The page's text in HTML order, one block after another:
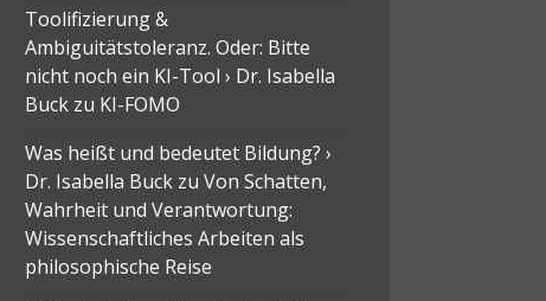
Toolifizierung &
Ambiguitätstoleranz. Oder: Bitte
nicht noch ein KI-Tool › Dr. Isabella
Buck zu KI-FOMO
Was heißt und bedeutet Bildung? ›
Dr. Isabella Buck zu Von Schatten,
Wahrheit und Verantwortung:
Wissenschaftliches Arbeiten als
philosophische Reise